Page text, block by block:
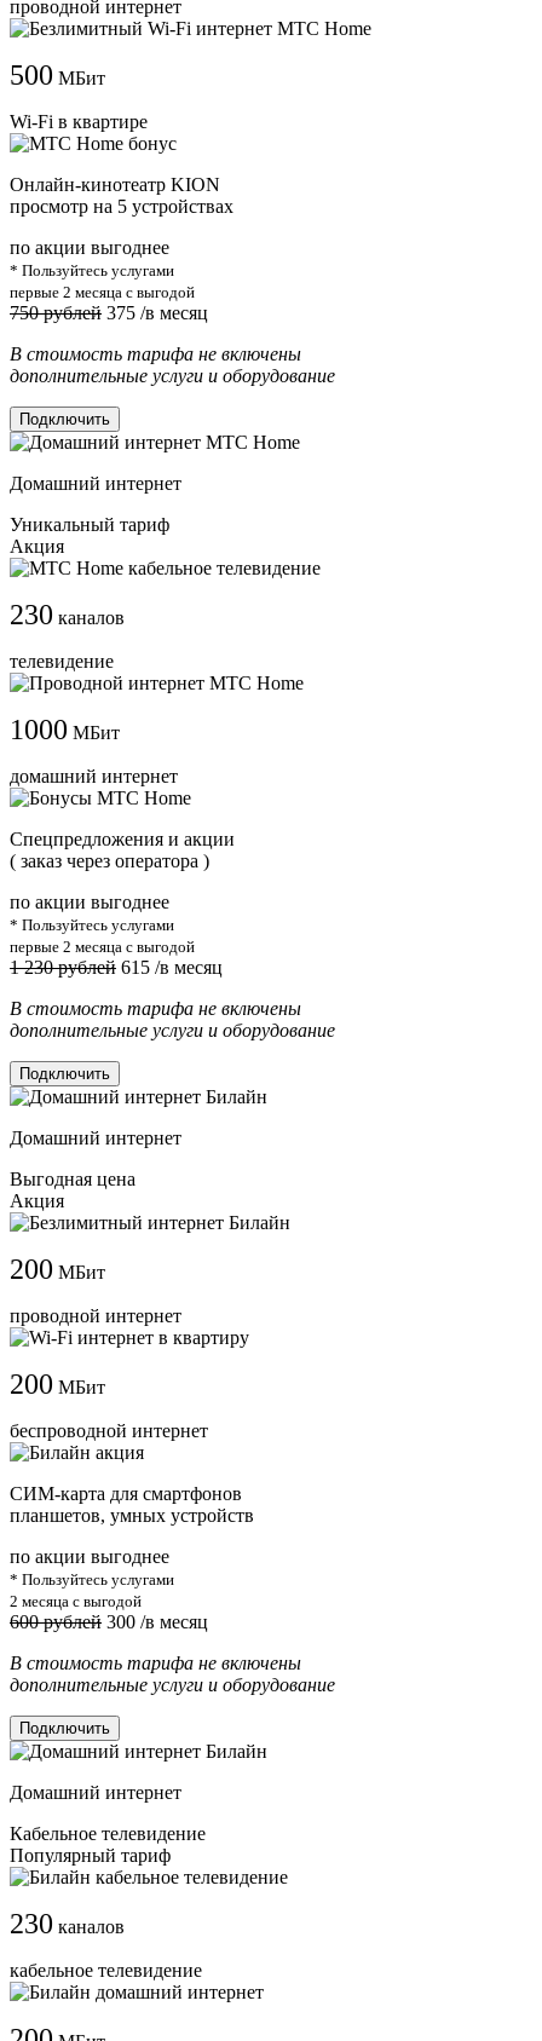
проводной интернет
500 МБит
Wi-Fi в квартире
Онлайн-кинотеатр KION
просмотр на 5 устройствах
по акции выгоднее
* Пользуйтесь услугами
первые 2 месяца с выгодой
750 рублей 375 /в месяц
В стоимость тарифа не включены
дополнительные услуги и оборудование
Подключить
Домашний интернет
Уникальный тариф
Акция
230 каналов
телевидение
1000 МБит
домашний интернет
Cпецпредложения и акции
( заказ через оператора )
по акции выгоднее
* Пользуйтесь услугами
первые 2 месяца с выгодой
1 230 рублей 615 /в месяц
В стоимость тарифа не включены
дополнительные услуги и оборудование
Подключить
Домашний интернет
Выгодная цена
Акция
200 МБит
проводной интернет
200 МБит
беспроводной интернет
СИМ-карта для смартфонов
планшетов, умных устройств
по акции выгоднее
* Пользуйтесь услугами
2 месяца с выгодой
600 рублей 300 /в месяц
В стоимость тарифа не включены
дополнительные услуги и оборудование
Подключить
Домашний интернет
Кабельное телевидение
Популярный тариф
230 каналов
кабельное телевидение